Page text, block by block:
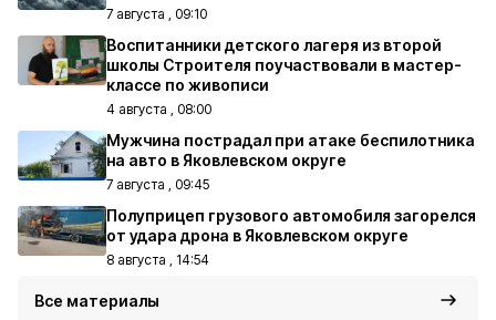
7 августа , 09:10
Воспитанники детского лагеря из второй
школы Строителя поучаствовали в мастер-
классе по живописи
4 августа , 08:00
Мужчина пострадал при атаке беспилотника
на авто в Яковлевском округе
7 августа , 09:45
Полуприцеп грузового автомобиля загорелся
от удара дрона в Яковлевском округе
8 августа , 14:54
Все материалы